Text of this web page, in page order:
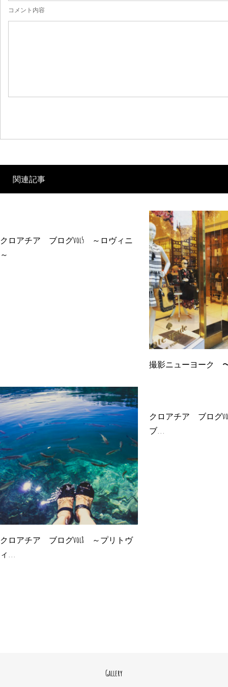
コメント内容
関連記事
クロアチア ブログvol5 ～ロヴィニ
～
撮影ニューヨーク
クロアチア ブログvol8 ～プリトヴ
ィ...
クロアチア ブログ
ブ...
Gallery